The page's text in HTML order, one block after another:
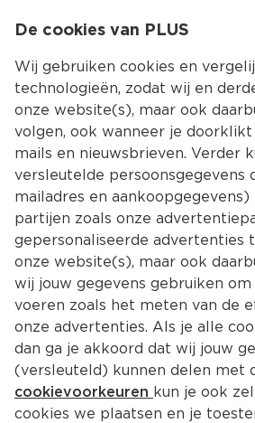
De cookies van PLUS
Wij gebruiken cookies en
technologieën, zodat wij en
onze website(s), maar ook
volgen, ook wanneer je doorklikt
mails en nieuwsbrieven. Verder
versleutelde persoonsgegevens
mailadres en
partijen zoals onze
gepersonaliseerde advertenties
onze website(s), maar ook
wij jouw gegevens gebruiken
voeren zoals het meten van de
onze advertenties. Als je alle
dan ga je akkoord dat wij jouw
(versleuteld) kunnen delen met
cookievoorkeuren kun je ook
cookies we plaatsen en je